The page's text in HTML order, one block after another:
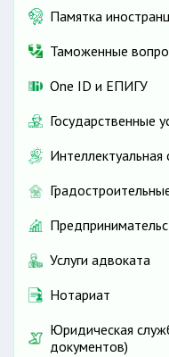
Памятка
Таможенные
One ID и ЕПИГУ
Государственные
Интеллектуальная
Услуги адвоката
Нотариат
Юридическая
документов)